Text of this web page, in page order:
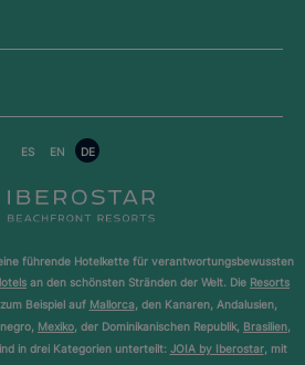
ES EN DE
führende Hotelkette für verantwortungsbewussten
an den schönsten Stränden der Welt. Die Resorts
Beispiel auf Mallorca, den Kanaren, Andalusien,
Mexiko, der Dominikanischen Republik, Brasilien,
in drei Kategorien unterteilt: JOIA by Iberostar, mit